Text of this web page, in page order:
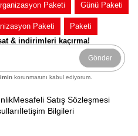
Paketi Günü Paketi
Paketi
Paketi
& indirimleri kaçırma!
Gönder
korunmasını kabul ediyorum.
Mesafeli Satış Sözleşmesi
İletişim Bilgileri